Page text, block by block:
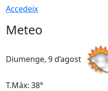
Accedeix
Meteo
Diumenge, 9 d’agost
T.Màx: 38°